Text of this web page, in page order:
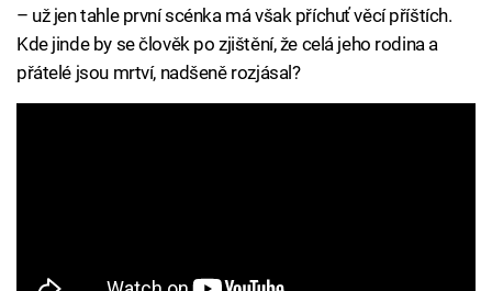
– už jen tahle první scénka má však příchuť věcí příštích.
Kde jinde by se člověk po zjištění, že celá jeho rodina a
přátelé jsou mrtví, nadšeně rozjásal?